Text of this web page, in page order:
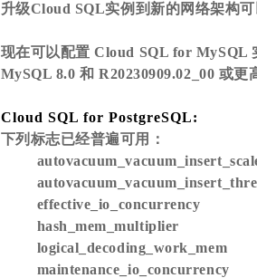
升级Cloud SQL实例到新的网络架构
现在可以配置 Cloud SQL for
MySQL 8.0 和 R20230909.02_00 或更
Cloud SQL for PostgreSQL:
下列标志已经普遍可用：
effective_io_concurrency
hash_mem_multiplier
logical_decoding_work_mem
maintenance_io_concurrency